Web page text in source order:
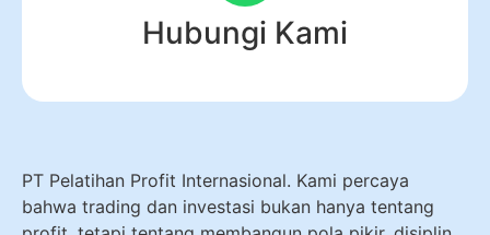
Hubungi Kami
PT Pelatihan Profit Internasional. Kami percaya
bahwa trading dan investasi bukan hanya tentang